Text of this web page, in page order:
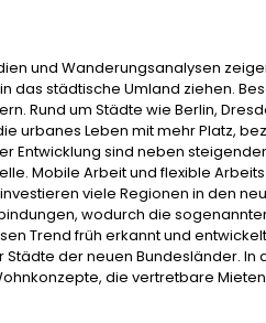
und Wanderungsanalysen
das städtische Umland ziehen.
Rund um Städte wie Berlin,
urbanes Leben mit mehr Platz,
Entwicklung sind neben
Mobile Arbeit und flexible
viele Regionen in den
wodurch die
Trend früh erkannt und
der neuen Bundesländer. In
die vertretbare